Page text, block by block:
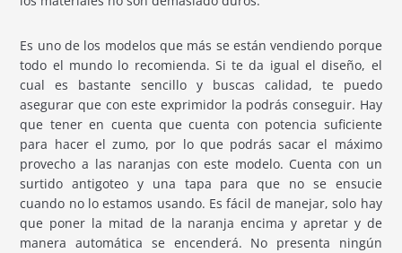
Es uno de los modelos que más se están vendiendo porque
todo el mundo lo recomienda. Si te da igual el diseño, el
cual es bastante sencillo y buscas calidad, te puedo
asegurar que con este exprimidor la podrás conseguir. Hay
que tener en cuenta que cuenta con potencia suficiente
para hacer el zumo, por lo que podrás sacar el máximo
provecho a las naranjas con este modelo. Cuenta con un
surtido antigoteo y una tapa para que no se ensucie
cuando no lo estamos usando. Es fácil de manejar, solo hay
que poner la mitad de la naranja encima y apretar y de
manera automática se encenderá. No presenta ningún